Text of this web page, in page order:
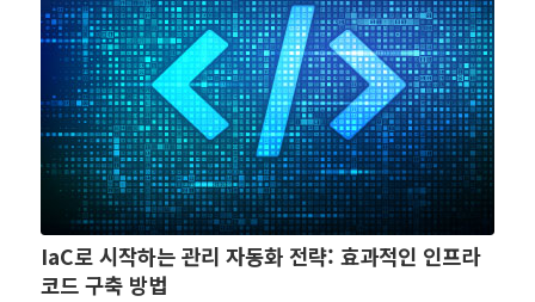
IaC로 시작하는 관리 자동화 전략: 효과적인 인프라
코드 구축 방법